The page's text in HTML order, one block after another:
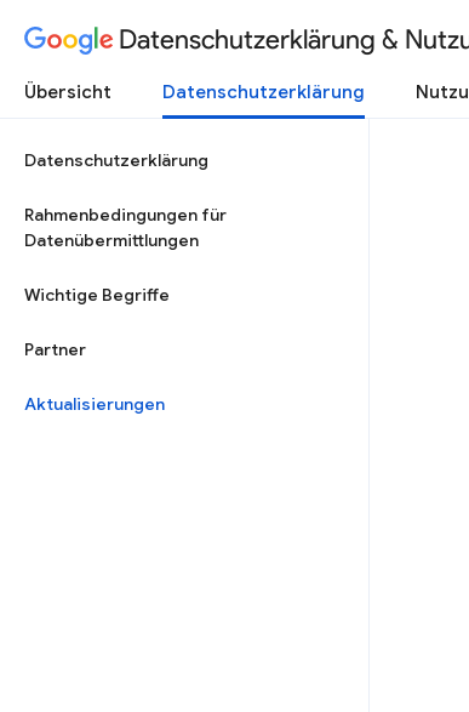
Datenschutzerklärung &
Übersicht Datenschutzerklärung
Datenschutzerklärung
Rahmenbedingungen für
Datenübermittlungen
Wichtige Begriffe
Partner
Aktualisierungen